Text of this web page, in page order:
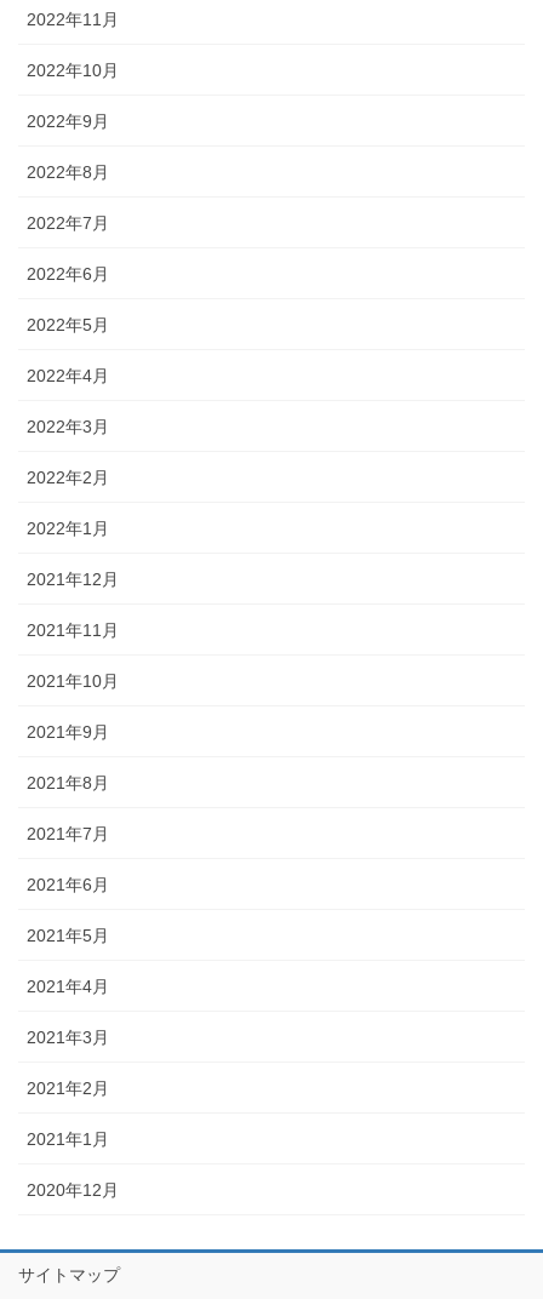
2022年11月
2022年10月
2022年9月
2022年8月
2022年7月
2022年6月
2022年5月
2022年4月
2022年3月
2022年2月
2022年1月
2021年12月
2021年11月
2021年10月
2021年9月
2021年8月
2021年7月
2021年6月
2021年5月
2021年4月
2021年3月
2021年2月
2021年1月
2020年12月
サイトマップ